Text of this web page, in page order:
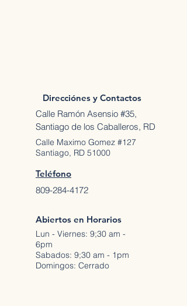
Direcciónes y Contactos
Calle Ramón Asensio #35,
Santiago de los Caballeros, RD
Calle Maximo Gomez #127
Santiago, RD 51000
Teléfono
809-284-4172
Abiertos en Horarios
Lun - Viernes: 9;30 am -
6pm
Sabados: 9;30 am - 1pm
Domingos: Cerrado